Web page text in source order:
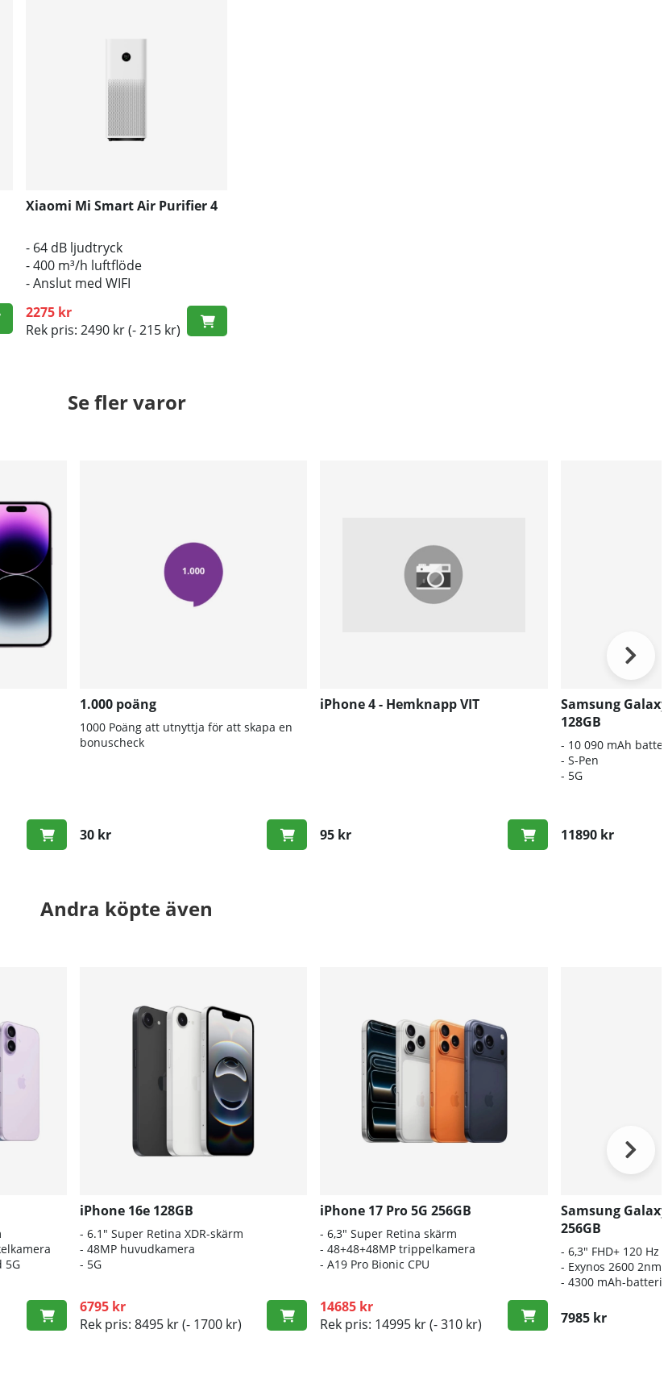
Xiaomi Mi Smart Air Purifier 4
- 64 dB ljudtryck
- 400 m³/h luftflöde
- Anslut med WIFI
2275 kr
Rek pris: 2490 kr(- 215 kr)
Se fler varor
1.000 poäng
1000 Poäng att utnyttja för att skapa en
bonuscheck
30 kr
iPhone 4 - Hemknapp VIT
95 kr
Samsung
128GB
- 10 090 mAh
- S-Pen
- 5G
11890 kr
Andra köpte även
5G
iPhone 16e 128GB
- 6.1″ Super Retina XDR-skärm
- 48MP huvudkamera
- 5G
6795 kr
Rek pris: 8495 kr(- 1700 kr)
iPhone 17 Pro 5G 256GB
- 6,3" Super Retina skärm
- 48+48+48MP trippelkamera
-A19 Pro Bionic CPU
14685 kr
Rek pris: 14995 kr(- 310 kr)
Samsung Galaxy
256GB
- 6,3" FHD+ 120 Hz
- Exynos 2600
-4300 mAh-batteri
7985 kr